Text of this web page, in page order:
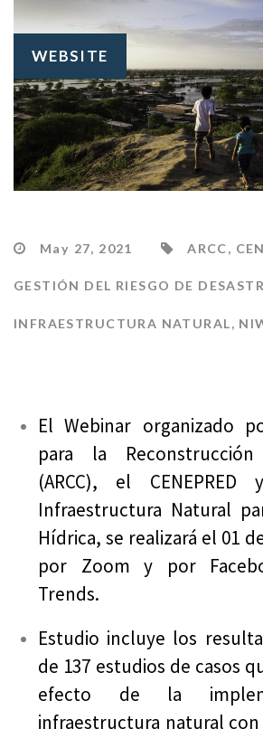
WEBSITE
May 27, 2021 ARCC,
GESTIÓN DEL RIESGO DE
INFRAESTRUCTURA NATURAL,
El Webinar organizado
para la
(ARCC), el
Infraestructura Natural
Hídrica, se realizará el 01
por Zoom y por
Trends.
Estudio incluye los
de 137 estudios de casos
efecto de la
infraestructura natural